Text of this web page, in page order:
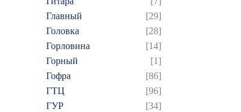
Главный
[29]
Головка
[28]
Горловина
[14]
Горный
[1]
Гофра
[86]
ГТЦ
[96]
ГУР
[34]